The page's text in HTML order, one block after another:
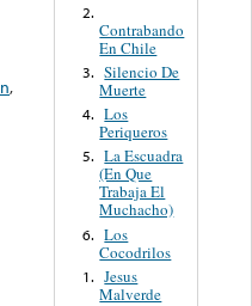
,
2.
Contrabando
En Chile
3. Silencio De
Muerte
4. Los
Periqueros
5. La Escuadra
(En Que
Trabaja El
Muchacho)
6. Los
Cocodrilos
1. Jesus
Malverde